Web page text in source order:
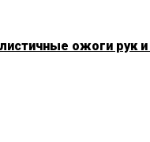
ожоги рук